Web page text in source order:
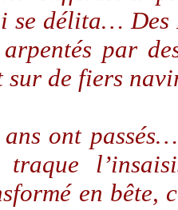
se délita… Des
par
sur de fiers
ont
traque
en bête,